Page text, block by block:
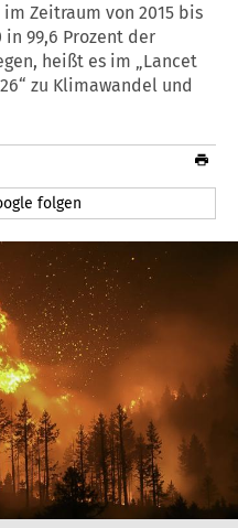
Zeitraum von 2015 bis
in 99,6 Prozent der
heißt es im „Lancet
zu Klimawandel und
folgen